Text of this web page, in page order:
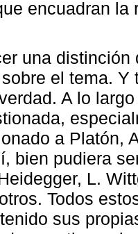
encuadran
una
el tema.
A lo
a Platón,
bien pudiera
L.
Todos
sus